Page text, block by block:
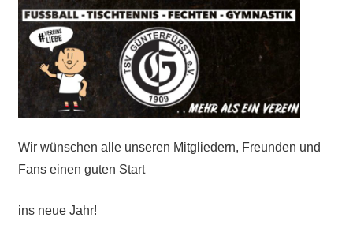
Wir wünschen alle unseren Mitgliedern, Freunden und
Fans einen guten Start
ins neue Jahr!